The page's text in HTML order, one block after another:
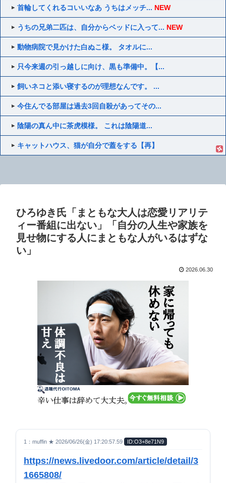
首輪してくれるコいいなあ うちはメッチ... NEW
うちの兄弟二匹は、自分からベッドに入って... NEW
動物病院で見かけた白ぬこ様。 タオルに...
只今来週の引っ越しに向け、黒も準備中。【...
飼いネコと添い寝するのが理想なんです。 ...
今住んでる部屋は過去3回自殺があってその...
陰陽の真ん中に茶虎模様。 これは陰陽道...
キャットハウス、猫が自分で蓋をする【再】
ひろゆき氏「まともな大人は恋愛リアリテ
ィー番組に出ない」「自分の人生や家族を
見せ物にする人にまともな人がいるはずな
い」
2026.06.30
1：muffin ★ 2026/06/26(金) 17:20:57.59 ID:O3+8e71N9
https://news.livedoor.com/article/detail/3
1665808/